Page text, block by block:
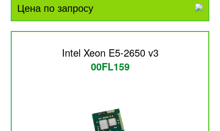
Цена по запросу
Intel Xeon E5-2650 v3
00FL159